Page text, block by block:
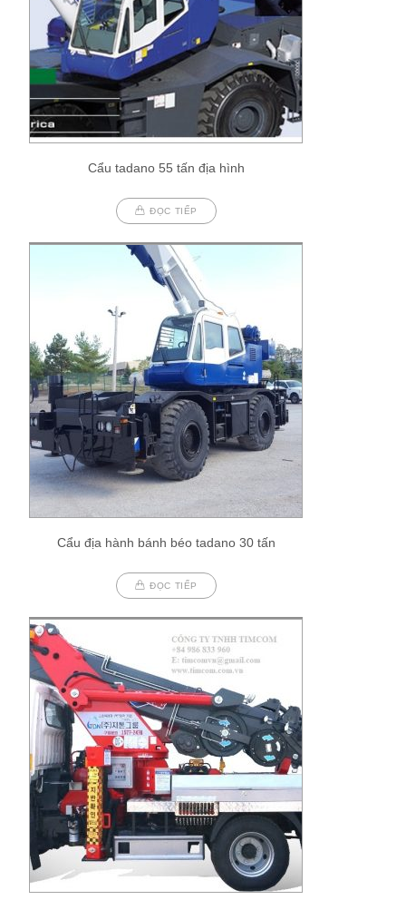
Cẩu tadano 55 tấn địa hình
ĐỌC TIẾP
Cẩu địa hành bánh béo tadano 30 tấn
ĐỌC TIẾP